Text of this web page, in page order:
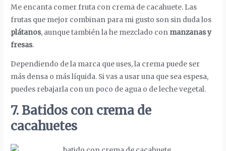
Me encanta comer fruta con crema de cacahuete. Las
frutas que mejor combinan para mi gusto son sin duda los
plátanos, aunque también la he mezclado con manzanas y
fresas.
Dependiendo de la marca que uses, la crema puede ser
más densa o más líquida. Si vas a usar una que sea espesa,
puedes rebajarla con un poco de agua o de leche vegetal.
7. Batidos con crema de
cacahuetes